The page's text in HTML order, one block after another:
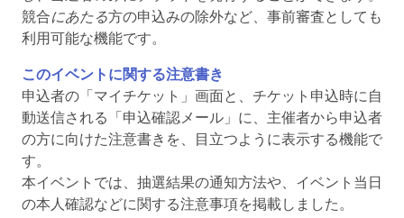
競合にあたる方の申込みの除外など、事前審査としても
利用可能な機能です。
このイベントに関する注意書き
申込者の「マイチケット」画面と、チケット申込時に自
動送信される「申込確認メール」に、主催者から申込者
の方に向けた注意書きを、目立つように表示する機能で
す。
本イベントでは、抽選結果の通知方法や、イベント当日
の本人確認などに関する注意事項を掲載しました。